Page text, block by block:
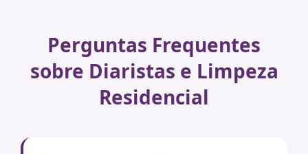
Perguntas Frequentes
sobre Diaristas e Limpeza
Residencial